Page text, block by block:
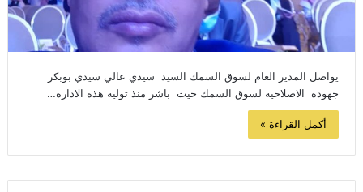
يواصل المدير العام لسوق السمك السيد سيدي عالي سيدي بوبكر
جهوده الاصلاحية لسوق السمك حيث باشر منذ توليه هذه الادارة…
أكمل القراءة »